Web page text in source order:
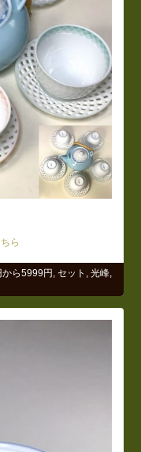
ら
ら5999円 ,セット ,光峰